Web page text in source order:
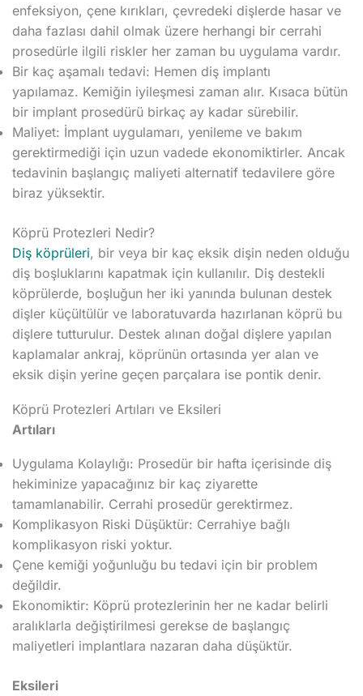
enfeksiyon, çene kırıkları, çevredeki dişlerde hasar ve
daha fazlası dahil olmak üzere herhangi bir cerrahi
prosedürle ilgili riskler her zaman bu uygulama vardır.
Bir kaç aşamalı tedavi: Hemen diş implantı
yapılamaz. Kemiğin iyileşmesi zaman alır. Kısaca bütün
bir implant prosedürü birkaç ay kadar sürebilir.
Maliyet: İmplant uygulamarı, yenileme ve bakım
gerektirmediği için uzun vadede ekonomiktirler. Ancak
tedavinin başlangıç maliyeti alternatif tedavilere göre
biraz yüksektir.
Köprü Protezleri Nedir?
Diş köprüleri, bir veya bir kaç eksik dişin neden olduğu
diş boşluklarını kapatmak için kullanılır. Diş destekli
köprülerde, boşluğun her iki yanında bulunan destek
dişler küçültülür ve laboratuvarda hazırlanan köprü bu
dişlere tutturulur. Destek alınan doğal dişlere yapılan
kaplamalar ankraj, köprünün ortasında yer alan ve
eksik dişin yerine geçen parçalara ise pontik denir.
Köprü Protezleri Artıları ve Eksileri
Artıları
Uygulama Kolaylığı: Prosedür bir hafta içerisinde diş
hekiminize yapacağınız bir kaç ziyarette
tamamlanabilir. Cerrahi prosedür gerektirmez.
Komplikasyon Riski Düşüktür: Cerrahiye bağlı
komplikasyon riski yoktur.
Çene kemiği yoğunluğu bu tedavi için bir problem
değildir.
Ekonomiktir: Köprü protezlerinin her ne kadar belirli
aralıklarla değiştirilmesi gerekse de başlangıç
maliyetleri implantlara nazaran daha düşüktür.
Eksileri